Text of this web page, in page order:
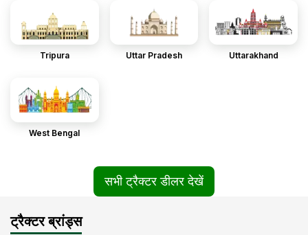
Tripura Uttar Pradesh Uttarakhand
West Bengal
सभी ट्रैक्टर डीलर देखें
ट्रैक्टर ब्रांड्स